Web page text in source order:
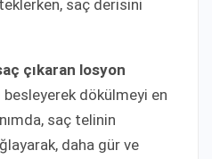
saç derisini
çıkaran losyon
dökülmeyi en
saç telinin
daha gür ve